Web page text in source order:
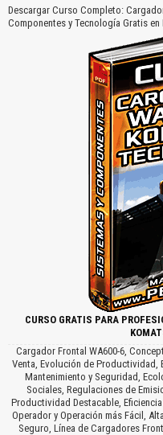
Descargar Curso Completo:
Componentes y Tecnología Gratis en
CURSO GRATIS PARA
Cargador Frontal WA600-6,
Venta, Evolución de Productividad,
Mantenimiento y Seguridad,
Sociales, Regulaciones de
Productividad Destacable,
Operador y Operación más Fácil,
Seguro, Línea de Cargadores